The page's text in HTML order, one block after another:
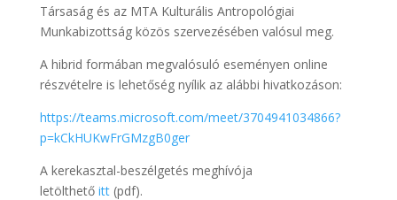
Társaság és az MTA Kulturális Antropológiai
Munkabizottság közös szervezésében valósul meg.
A hibrid formában megvalósuló eseményen online
részvételre is lehetőség nyílik az alábbi hivatkozáson:
https://teams.microsoft.com/meet/3704941034866?
p=kCkHUKwFrGMzgB0ger
A kerekasztal-beszélgetés meghívója
letölthető itt(pdf).